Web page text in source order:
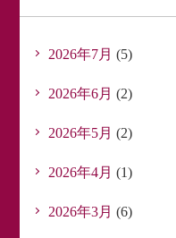
2026年7月 (5)
2026年6月 (2)
2026年5月 (2)
2026年4月 (1)
2026年3月 (6)